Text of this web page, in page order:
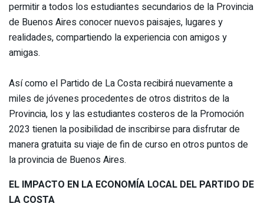
permitir a todos los estudiantes secundarios de la Provincia
de Buenos Aires conocer nuevos paisajes, lugares y
realidades, compartiendo la experiencia con amigos y
amigas.
Así como el Partido de La Costa recibirá nuevamente a
miles de jóvenes procedentes de otros distritos de la
Provincia, los y las estudiantes costeros de la Promoción
2023 tienen la posibilidad de inscribirse para disfrutar de
manera gratuita su viaje de fin de curso en otros puntos de
la provincia de Buenos Aires.
EL IMPACTO EN LA ECONOMÍA LOCAL DEL PARTIDO DE
LA COSTA